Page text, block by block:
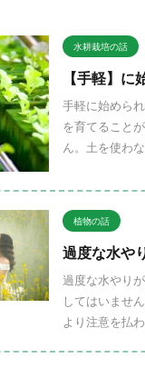
水耕栽培の話
【手軽】
手軽に始めら
を育てること
ん。土を使わ
植物の話
過度な水や
過度な水やり
してはいませ
より注意を払